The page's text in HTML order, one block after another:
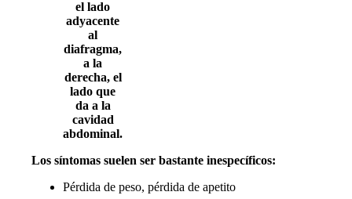
el lado
adyacente
al
diafragma,
a la
derecha, el
lado que
da a la
cavidad
abdominal.
Los síntomas suelen ser bastante inespecíficos:
Pérdida de peso, pérdida de apetito